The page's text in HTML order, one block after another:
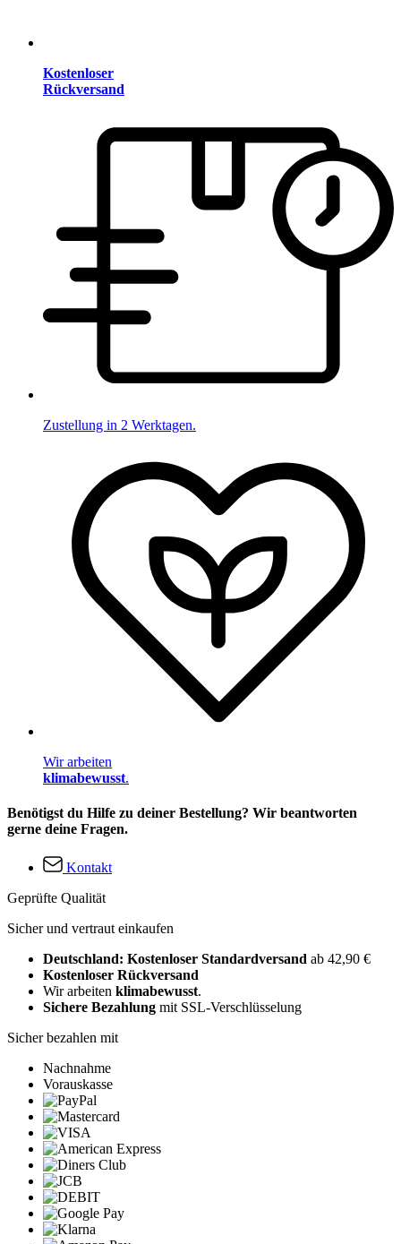
Kostenloser
Rückversand
Zustellung in 2 Werktagen.
Wir arbeiten
klimabewusst.
Benötigst du Hilfe zu deiner Bestellung? Wir beantworten
gerne deine Fragen.
Kontakt
Geprüfte Qualität
Sicher und vertraut einkaufen
Deutschland: Kostenloser Standardversand ab 42,90 €
Kostenloser Rückversand
Wir arbeiten klimabewusst.
Sichere Bezahlung mit SSL-Verschlüsselung
Sicher bezahlen mit
Nachnahme
Vorauskasse